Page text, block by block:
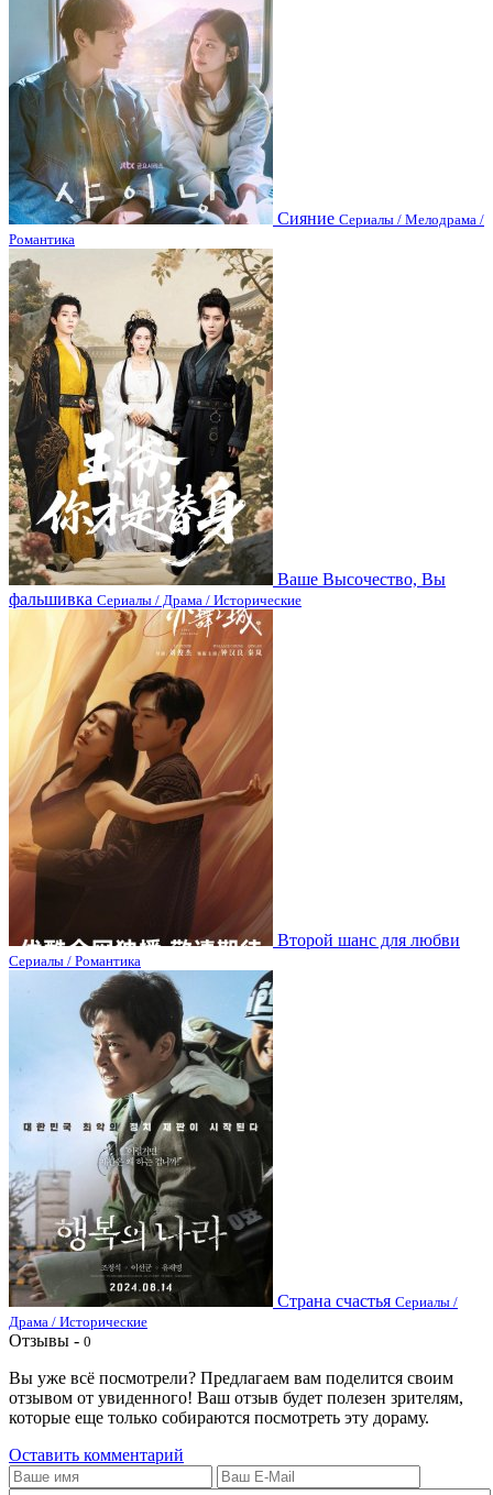
Сияние Сериалы / Мелодрама /
Романтика
Ваше Высочество, Вы
фальшивка Сериалы / Драма / Исторические
Второй шанс для любви
Сериалы / Романтика
Страна счастья Сериалы /
Драма / Исторические
Отзывы - 0
Вы уже всё посмотрели? Предлагаем вам поделится своим
отзывом от увиденного! Ваш отзыв будет полезен зрителям,
которые еще только собираются посмотреть эту дораму.
Оставить комментарий